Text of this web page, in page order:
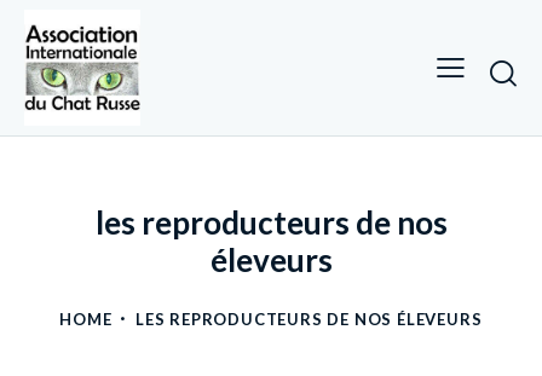
les reproducteurs de nos
éleveurs
HOME LES REPRODUCTEURS DE NOS ÉLEVEURS